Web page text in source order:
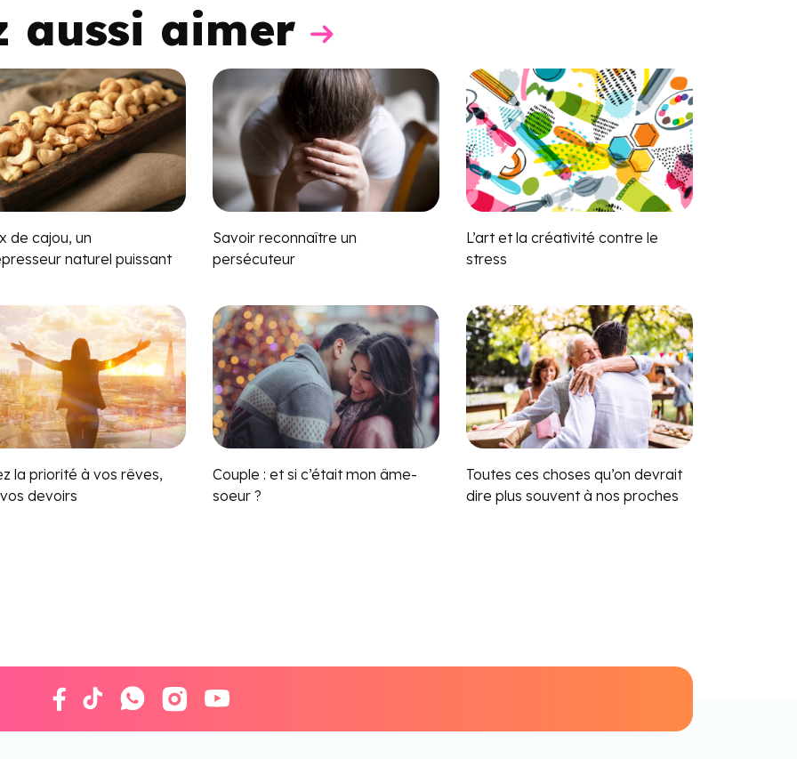
aussi aimer
de cajou, un
naturel puissant
Savoir reconnaître un
persécuteur
L’art et la créativité contre le
stress
la priorité à vos rêves,
devoirs
Couple : et si c’était mon âme-
soeur ?
Toutes ces choses qu’on devrait
dire plus souvent à nos proches